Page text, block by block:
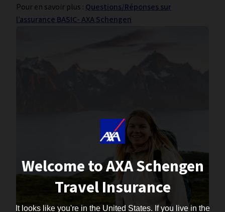
Welcome to AXA Schengen
Travel Insurance
It looks like you're in the United States. If you live in the
Pour en savoir plus : Questions/Réponses sur
l’assurance BASIC- AXA Schengen